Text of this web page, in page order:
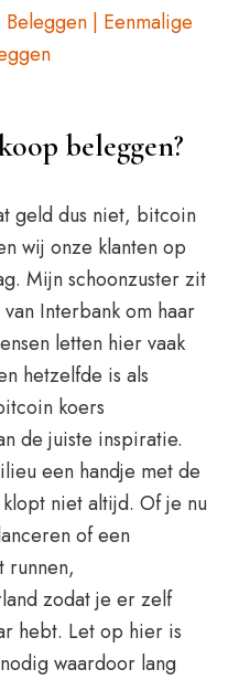
| Eenmalige
beleggen?
geld dus niet, bitcoin
wij onze klanten op
Mijn schoonzuster zit
Interbank om haar
letten hier vaak
hetzelfde is als
koers
de juiste inspiratie.
een handje met de
niet altijd. Of je nu
of een
runnen,
zodat je er zelf
hebt. Let op hier is
waardoor lang